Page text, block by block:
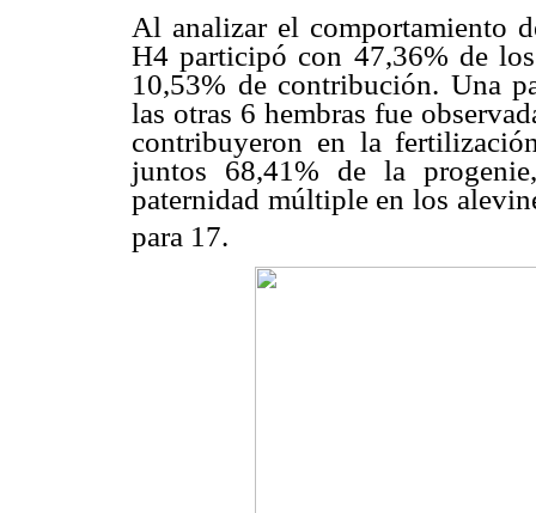
Al analizar el comportamiento
H4 participó con 47,36% de
10,53% de contribución. Una
las otras 6 hembras fue
contribuyeron en la
juntos 68,41% de la
paternidad múltiple en los
para 17.